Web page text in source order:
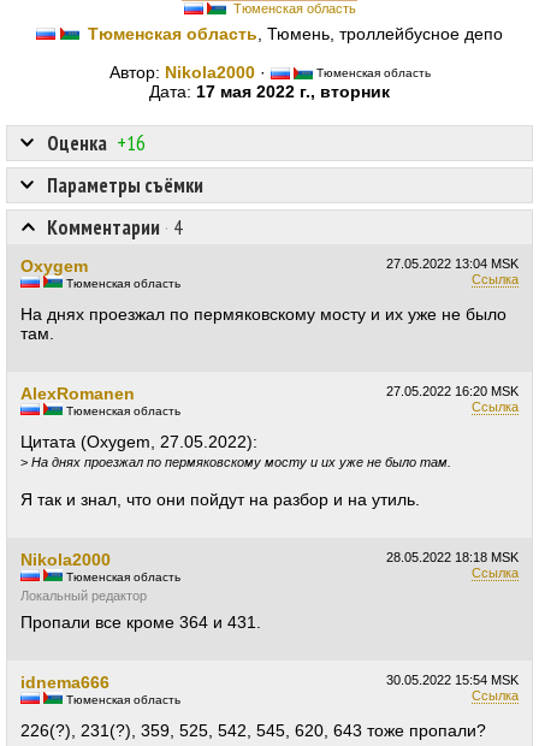
Тюменская область
Тюменская область , Тюмень, троллейбусное депо
Автор: Nikola2000· Тюменская область
Дата: 17 мая 2022 г., вторник
Оценка +16
Параметры съёмки
Комментарии · 4
27.05.2022 13:04 MSK
Ссылка
Oxygem
Тюменская область
На днях проезжал по пермяковскому мосту и их уже не было
там.
27.05.2022 16:20 MSK
Ссылка
AlexRomanen
Тюменская область
Цитата (Oxygem, 27.05.2022):
> На днях проезжал по пермяковскому мосту и их уже не было там.
Я так и знал, что они пойдут на разбор и на утиль.
28.05.2022 18:18 MSK
Ссылка
Nikola2000
Тюменская область
Локальный редактор
Пропали все кроме 364 и 431.
30.05.2022 15:54 MSK
Ссылка
idnema666
Тюменская область
226(?), 231(?), 359, 525, 542, 545, 620, 643 тоже пропали?